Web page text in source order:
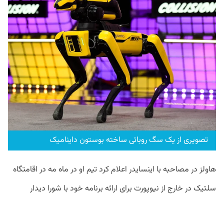
تصویری از یک سگ روباتی ساخته بوستون داینامیک
هاولز در مصاحبه با اینسایدر اعلام کرد تیم او در ماه مه در اقامتگاه
سلتیک در خارج از نیوپورت برای ارائه برنامه خود با شورا دیدار